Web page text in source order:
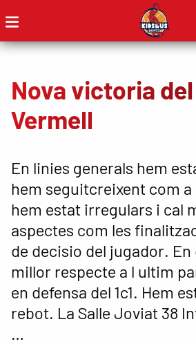
Nova victoria
Vermell
En linies generals hem
hem seguitcreixent com
hem estat irregulars i cal
aspectes com les
de decisio del jugador.
millor respecte a l ultim
en defensa del 1c1. Hem
rebot. La Salle Joviat 38
…